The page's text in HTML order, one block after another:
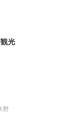
光
野